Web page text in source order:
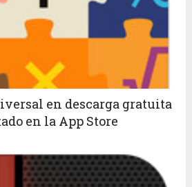
en descarga gratuita
en la App Store